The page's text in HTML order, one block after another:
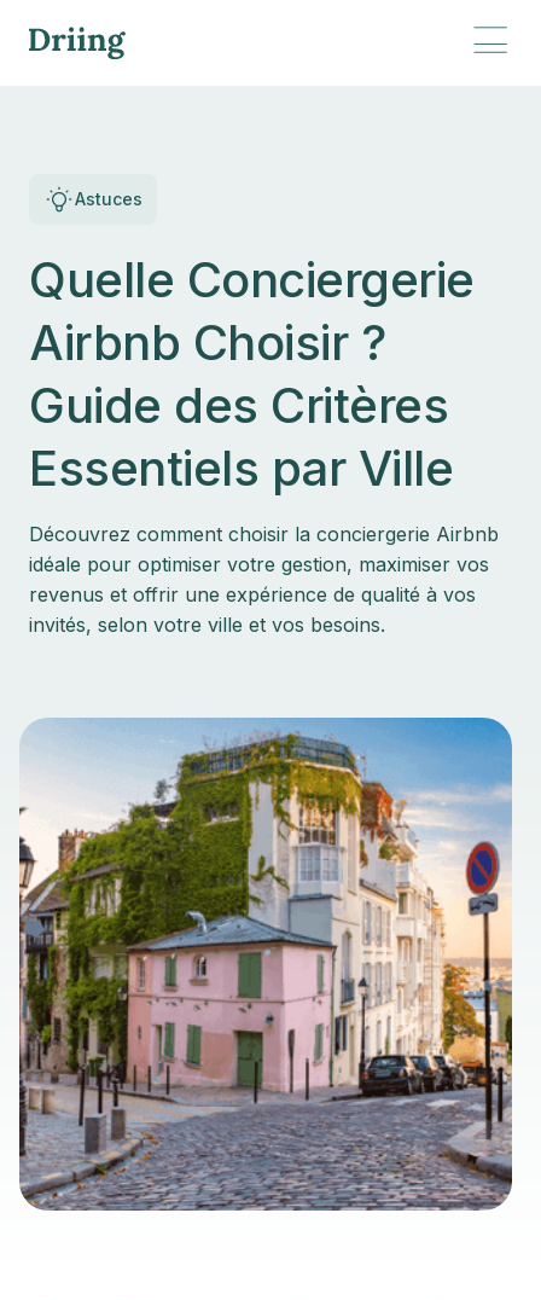
Astuces
Quelle Conciergerie
Airbnb Choisir ?
Guide des Critères
Essentiels par Ville
Découvrez comment choisir la conciergerie Airbnb
idéale pour optimiser votre gestion, maximiser vos
revenus et offrir une expérience de qualité à vos
invités, selon votre ville et vos besoins.